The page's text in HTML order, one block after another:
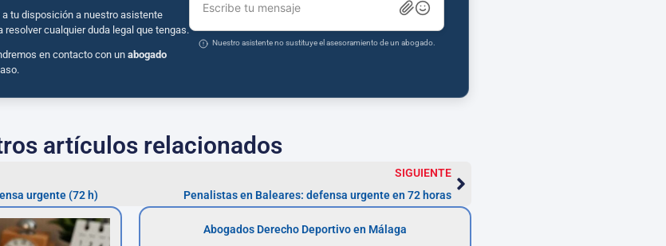
tu disposición a nuestro asistente
resolver cualquier duda legal que tengas.
en contacto con unabogado
Escribe tu mensaje
Nuestro asistente no sustituye el asesoramiento de un abogado.
artículos relacionados
urgente (72 h)
SIGUIENTE
Penalistas en Baleares: defensa urgente en 72 horas
Abogados Derecho Deportivo en Málaga